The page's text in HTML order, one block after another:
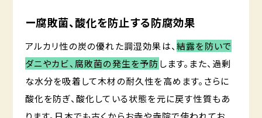
ー腐敗菌、酸化を防止する防腐効果
アルカリ性の炭の優れた調湿効果は、 結露を防いで
ダニやカビ、腐敗菌の発生を予防します。また、過剰
な水分を吸着して木材の耐久性を高めます。さらに
酸化を防ぎ、酸化している状態を元に戻す性質もあ